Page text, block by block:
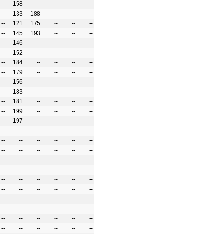
-- 158 -- -- --
--
-- 133 188 -- --
--
-- 121 175 -- --
--
-- 145 193 -- --
--
-- 146 -- -- --
--
-- 152 -- -- --
--
-- 184 -- -- --
--
-- 179 -- -- --
--
-- 156 -- -- --
--
-- 183 -- -- --
--
-- 181 -- -- --
--
-- 199 -- -- --
--
-- 197 -- -- --
--
-- -- -- -- --
--
-- -- -- -- --
--
-- -- -- -- --
--
-- -- -- -- --
--
-- -- -- -- --
--
-- -- -- -- --
--
-- -- -- -- --
--
-- -- -- -- --
--
-- -- -- -- --
--
-- -- -- -- --
--
-- -- -- -- --
--